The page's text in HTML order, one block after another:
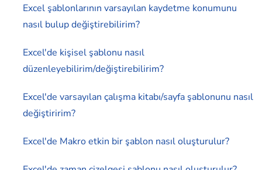
Excel şablonlarının varsayılan kaydetme konumunu
nasıl bulup değiştirebilirim?
Excel'de kişisel şablonu nasıl
düzenleyebilirim/değiştirebilirim?
Excel'de varsayılan çalışma kitabı/sayfa şablonunu nasıl
değiştiririm?
Excel'de Makro etkin bir şablon nasıl oluşturulur?